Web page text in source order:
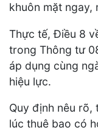
khuôn mặt ngay,
Thực tế, Điều 8
trong Thông tư
áp dụng cùng
hiệu lực.
Quy định nêu
lúc thuê bao có